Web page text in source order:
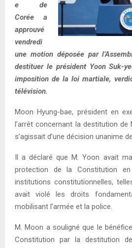
e de
Corée a
approuvé
vendredi
une motion déposée par
destituer le président Yoon Suk-
imposition de la loi martiale,
télévision.
Moon Hyung-bae, président en
l’arrêt concernant la destitution de
s’agissait d’une décision unanime
Il a déclaré que M. Yoon avait
protection de la Constitution
institutions constitutionnelles,
avait violé les droits
mobilisant l’armée et la police.
M. Moon a souligné que le
Constitution par la destitution